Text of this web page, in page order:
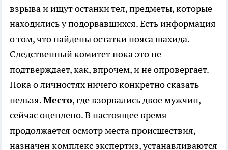
взрыва и ищут останки тел, предметы, которые
находились у подорвавшихся. Есть информация
о том, что найдены остатки пояса шахида.
Следственный комитет пока это не
подтверждает, как, впрочем, и не опровергает.
Пока о личностях ничего конкретно сказать
нельзя.Место, где взорвались двое мужчин,
сейчас оцеплено. В настоящее время
продолжается осмотр места происшествия,
назначен комплекс экспертиз, устанавливаются